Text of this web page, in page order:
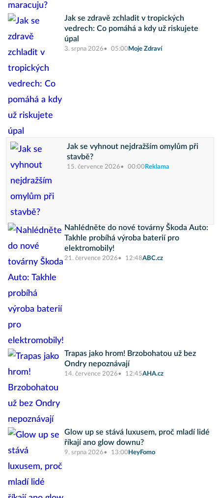
Jak se zdravě zchladit v tropických
vedrech: Co pomáhá a kdy už riskujete
úpal
3. srpna 2026 05:00 Moje Zdraví
Jak se vyhnout nejdražším omylům při
stavbě?
15. července 2026 00:00 Reklama
Nahlédněte do nové továrny Škoda Auto:
Takhle probíhá výroba baterií pro
elektromobily!
21. července 2026 12:48ABC.cz
Trapas jako hrom! Brzobohatou už bez
Ondry nepoznávají
14. července 2026 12:45AHA.cz
Glow up se stává luxusem, proč mladí lidé
říkají ano glow downu?
9. srpna 2026 13:00 HeyFomo